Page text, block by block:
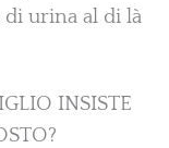
urina al di là
INSISTE